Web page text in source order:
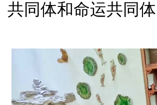
共同体和命运共同体